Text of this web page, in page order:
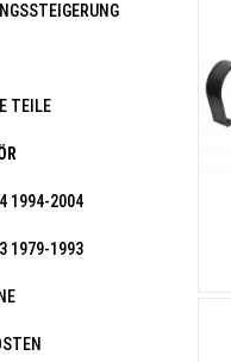
TEILE
1994-2004
1979-1993